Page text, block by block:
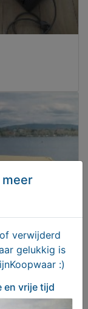
meer
verwijderd
gelukkig is
:)
en vrije tijd